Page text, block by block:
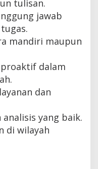
tulisan.
jawab
mandiri maupun
dalam
dan
yang baik.
di wilayah